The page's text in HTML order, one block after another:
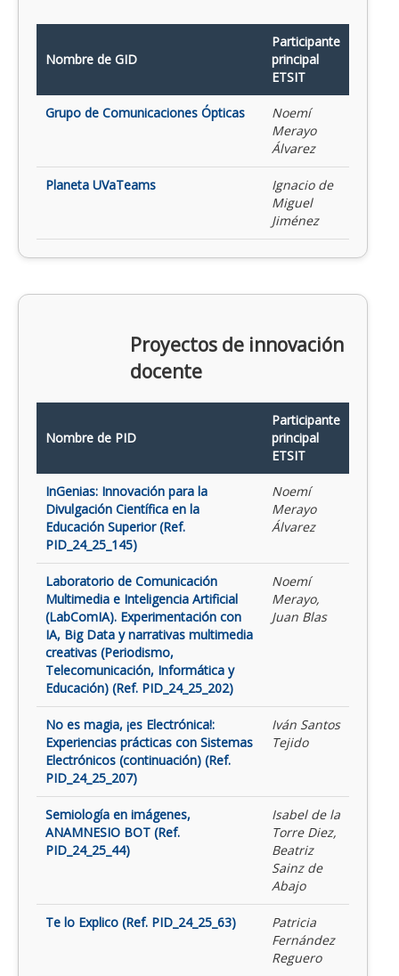
Nombre de GID
Participante
principal
ETSIT
Grupo de Comunicaciones Ópticas
Noemí
Merayo
Álvarez
Planeta UVaTeams
Ignacio de
Miguel
Jiménez
Proyectos de innovación
docente
Nombre de PID
Participante
principal
ETSIT
InGenias: Innovación para la
Divulgación Científica en la
Educación Superior (Ref.
PID_24_25_145)
Noemí
Merayo
Álvarez
Laboratorio de Comunicación
Multimedia e Inteligencia Artificial
(LabComIA). Experimentación con
IA, Big Data y narrativas multimedia
creativas (Periodismo,
Telecomunicación, Informática y
Educación) (Ref. PID_24_25_202)
Noemí
Merayo,
Juan Blas
No es magia, ¡es Electrónica!:
Experiencias prácticas con Sistemas
Electrónicos (continuación) (Ref.
PID_24_25_207)
Iván Santos
Tejido
Semiología en imágenes,
ANAMNESIO BOT (Ref.
PID_24_25_44)
Isabel de la
Torre Diez,
Beatriz
Sainz de
Abajo
Te lo Explico (Ref. PID_24_25_63)
Patricia
Fernández
Reguero